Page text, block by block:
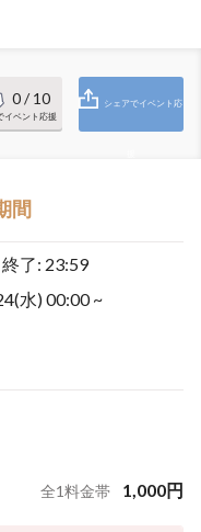
0/ 10
イベント応援
シェアでイベント応
間
了: 23:59
水) 00:00 ~
全1料金帯 1,000円